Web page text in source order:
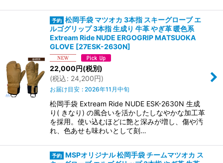
松岡手袋 マツオカ 3本指 スキーグローブ エ
ルゴグリップ 3本指 生成り 牛革 やぎ革 暖色系
Extream Ride NUDE ERGOGRIP MATSUOKA
GLOVE [27ESK-2630N]
22,000円(税別)
(税込: 24,200円)
お届け目安 : 2026年11月中旬
松岡手袋 Extream Ride NUDE ESK-2630N 生成
り( きなり) の風合いを活かしたしなやかな加工革
を採用。使い込むほどに艶と深みが増し、傷や汚
れ、色あせも味わいとして刻…
MSPオリジナル 松岡手袋 チームマツオカ ス